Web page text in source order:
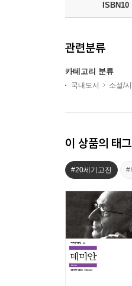
ISBN10
관련분류
카테고리 분류
국내도서 소설/
이 상품의 태그
#20세기고전 #